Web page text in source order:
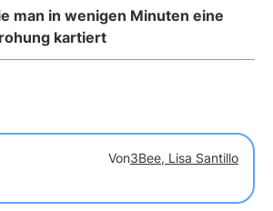
man in wenigen Minuten eine
kartiert
Von3Bee, Lisa Santillo